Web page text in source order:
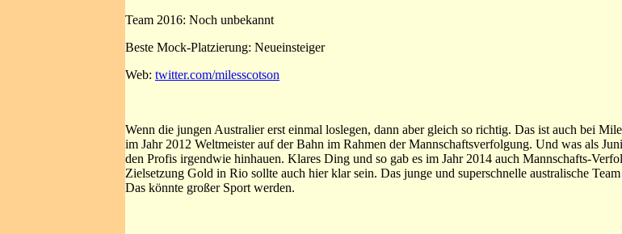
Team 2016: Noch unbekannt
Beste Mock-Platzierung: Neueinsteiger
Web: twitter.com/milesscotson
Wenn die jungen Australier erst einmal loslegen, dann aber gleich so richtig. Das ist auch bei
im Jahr 2012 Weltmeister auf der Bahn im Rahmen der Mannschaftsverfolgung. Und was als
den Profis irgendwie hinhauen. Klares Ding und so gab es im Jahr 2014 auch Mannschafts-
Zielsetzung Gold in Rio sollte auch hier klar sein. Das junge und superschnelle australische
Das könnte großer Sport werden.